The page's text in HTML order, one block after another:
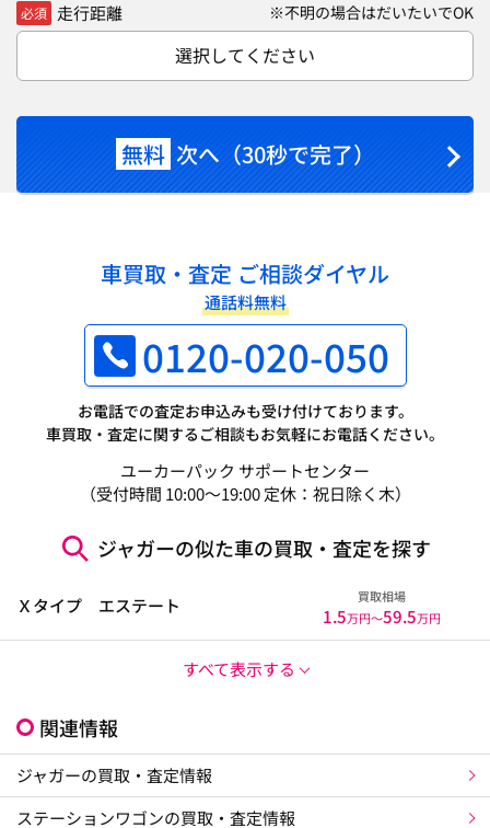
必須 走行距離 ※不明の場合はだいたいでOK
選択してください
無料 次へ（30秒で完了）
車買取・査定 ご相談ダイヤル
通話料無料
0120-020-050
お電話での査定お申込みも受け付けております。
車買取・査定に関するご相談もお気軽にお電話ください。
ユーカーパック サポートセンター
（受付時間 10:00～19:00 定休：祝日除く木）
ジャガーの似た車の買取・査定を探す
Ｘタイプ エステート 買取相場
1.5万円〜59.5万円
すべて表示する
関連情報
ジャガーの買取・査定情報
ステーションワゴンの買取・査定情報